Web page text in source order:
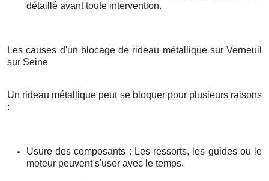
détaillé avant toute intervention.
Les causes d'un blocage de rideau métallique sur Verneuil
sur Seine
Un rideau métallique peut se bloquer pour plusieurs raisons
:
Usure des composants : Les ressorts, les guides ou le
moteur peuvent s'user avec le temps.